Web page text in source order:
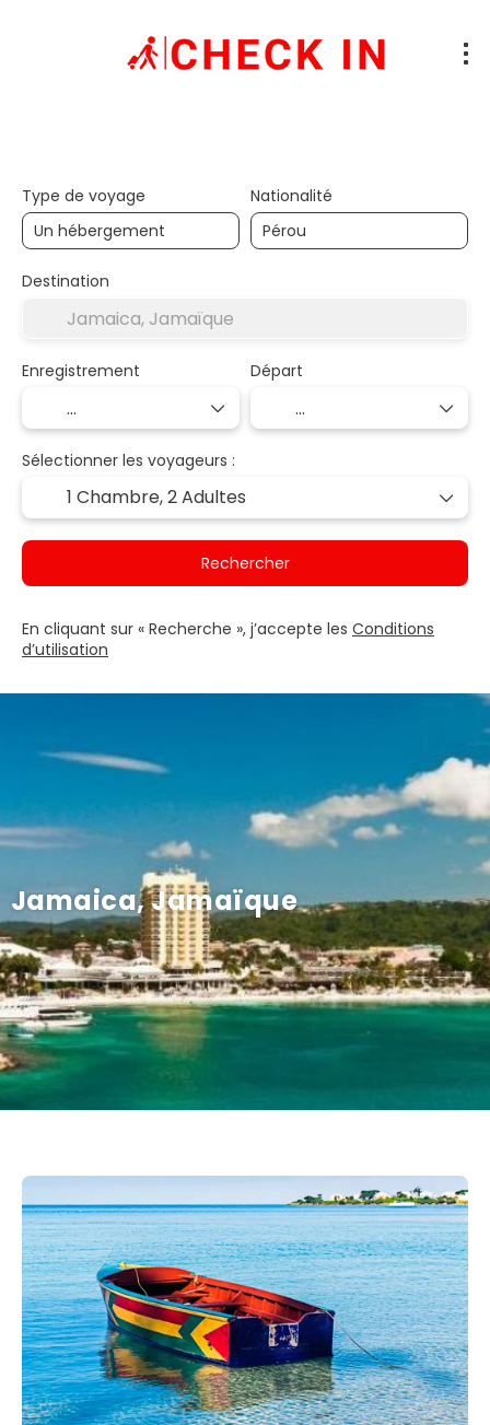
Jamaica, Jamaïque
Type de voyage Nationalité
Destination
Enregistrement Départ
Sélectionner les voyageurs :
1 Chambre,2 Adultes
Rechercher
En cliquant sur « Recherche », j’accepte les Conditions
d’utilisation